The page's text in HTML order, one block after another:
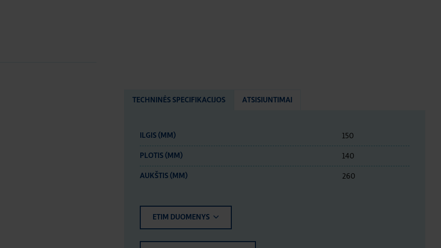
TECHNINĖS SPECIFIKACIJOS ATSISIUNTIMAI
ILGIS (MM) 150
PLOTIS (MM) 140
AUKŠTIS (MM) 260
ETIM DUOMENYS